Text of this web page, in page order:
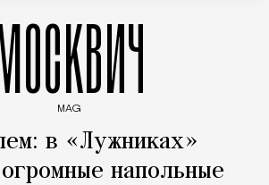
MAG
в «Лужниках»
напольные